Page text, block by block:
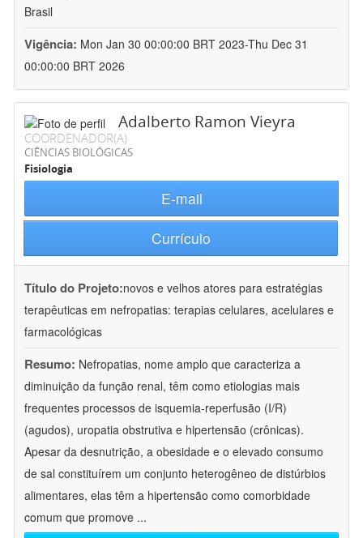
Brasil
Vigência: Mon Jan 30 00:00:00 BRT 2023-Thu Dec 31
00:00:00 BRT 2026
Adalberto Ramon Vieyra
COORDENADOR(A)
CIÊNCIAS BIOLÓGICAS
Fisiologia
E-mail
Currículo
Título do Projeto:novos e velhos atores para estratégias
terapêuticas em nefropatias: terapias celulares, acelulares e
farmacológicas
Resumo: Nefropatias, nome amplo que caracteriza a
diminuição da função renal, têm como etiologias mais
frequentes processos de isquemia-reperfusão (I/R)
(agudos), uropatia obstrutiva e hipertensão (crônicas).
Apesar da desnutrição, a obesidade e o elevado consumo
de sal constituírem um conjunto heterogêneo de distúrbios
alimentares, elas têm a hipertensão como comorbidade
comum que promove ...